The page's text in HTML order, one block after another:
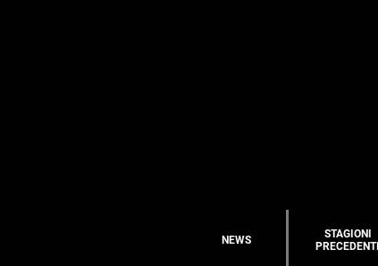
NEWS
STAGIONI
PRECEDENTI